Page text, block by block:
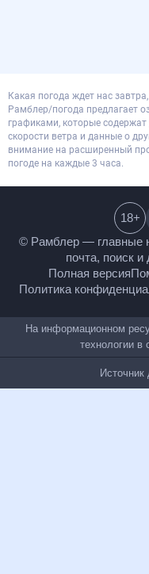
Какая погода ждет нас
Рамблер/погода предлагает
графиками, которые
скорости ветра и данные о
внимание на расширенный
погоде на каждые 3 часа.
© Рамблер —
гороскопы, почта,
Полная версия
Политика
18+
На
рекомендательные
Источник